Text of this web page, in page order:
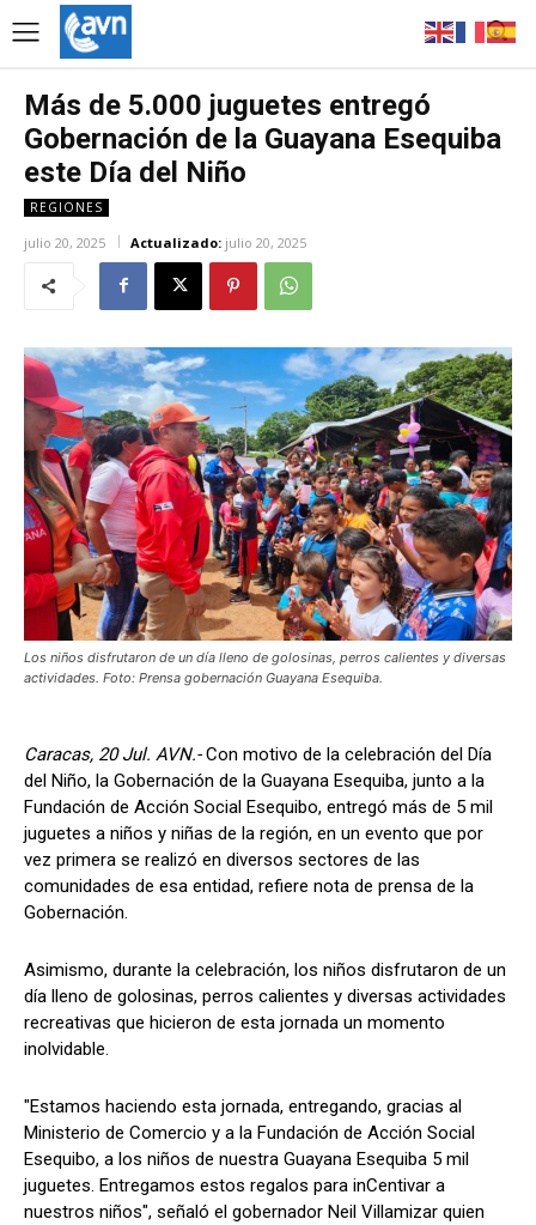
Más de 5.000 juguetes entregó
Gobernación de la Guayana Esequiba
este Día del Niño
REGIONES
julio 20, 2025 Actualizado: julio 20, 2025
Los niños disfrutaron de un día lleno de golosinas, perros calientes y diversas
actividades. Foto: Prensa gobernación Guayana Esequiba.
Caracas, 20 Jul. AVN.-Con motivo de la celebración del Día
del Niño, la Gobernación de la Guayana Esequiba, junto a la
Fundación de Acción Social Esequibo, entregó más de 5 mil
juguetes a niños y niñas de la región, en un evento que por
vez primera se realizó en diversos sectores de las
comunidades de esa entidad, refiere nota de prensa de la
Gobernación.
Asimismo, durante la celebración, los niños disfrutaron de un
día lleno de golosinas, perros calientes y diversas actividades
recreativas que hicieron de esta jornada un momento
inolvidable.
"Estamos haciendo esta jornada, entregando, gracias al
Ministerio de Comercio y a la Fundación de Acción Social
Esequibo, a los niños de nuestra Guayana Esequiba 5 mil
juguetes. Entregamos estos regalos para inCentivar a
nuestros niños", señaló el gobernador Neil Villamizar quien